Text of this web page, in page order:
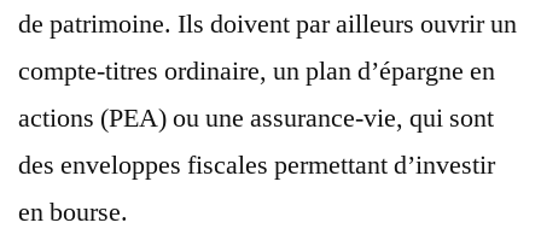
de patrimoine. Ils doivent par ailleurs ouvrir un
compte-titres ordinaire, un plan d’épargne en
actions (PEA) ou une assurance-vie, qui sont
des enveloppes fiscales permettant d’investir
en bourse.